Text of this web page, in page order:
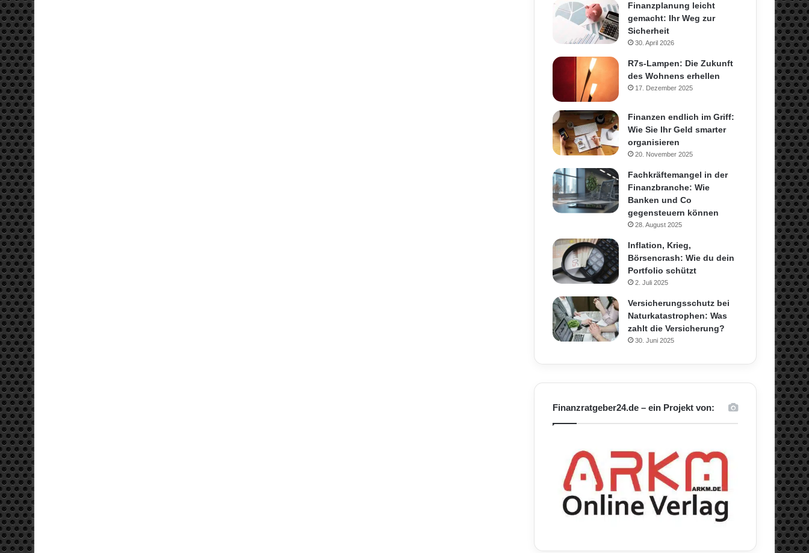
Finanzplanung leicht
gemacht: Ihr Weg zur
Sicherheit
30. April 2026
R7s-Lampen: Die Zukunft
des Wohnens erhellen
17. Dezember 2025
Finanzen endlich im Griff:
Wie Sie Ihr Geld smarter
organisieren
20. November 2025
Fachkräftemangel in der
Finanzbranche: Wie
Banken und Co
gegensteuern können
28. August 2025
Inflation, Krieg,
Börsencrash: Wie du dein
Portfolio schützt
2. Juli 2025
Versicherungsschutz bei
Naturkatastrophen: Was
zahlt die Versicherung?
30. Juni 2025
Finanzratgeber24.de – ein Projekt von: